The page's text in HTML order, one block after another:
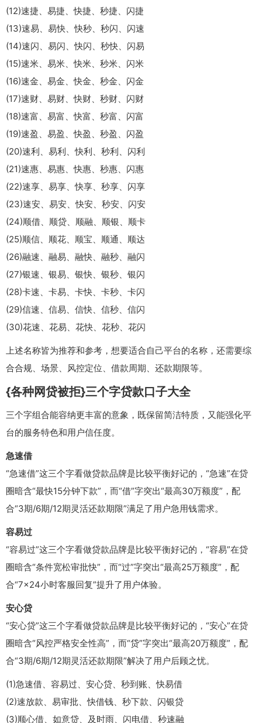
(12)速捷、易捷、快捷、秒捷、闪捷
(13)速易、易快、快秒、秒闪、闪速
(14)速闪、易闪、快闪、秒快、闪易
(15)速米、易米、快米、秒米、闪米
(16)速金、易金、快金、秒金、闪金
(17)速财、易财、快财、秒财、闪财
(18)速富、易富、快富、秒富、闪富
(19)速盈、易盈、快盈、秒盈、闪盈
(20)速利、易利、快利、秒利、闪利
(21)速惠、易惠、快惠、秒惠、闪惠
(22)速享、易享、快享、秒享、闪享
(23)速安、易安、快安、秒安、闪安
(24)顺借、顺贷、顺融、顺银、顺卡
(25)顺信、顺花、顺宝、顺通、顺达
(26)融速、融易、融快、融秒、融闪
(27)银速、银易、银快、银秒、银闪
(28)卡速、卡易、卡快、卡秒、卡闪
(29)信速、信易、信快、信秒、信闪
(30)花速、花易、花快、花秒、花闪
上述名称皆为推荐和参考，想要适合自己平台的名称，还需要综
合合规、场景、风控定位、借款周期、还款期限等。
{各种网贷被拒}三个字贷款口子大全
三个字组合能容纳更丰富的意象，既保留简洁特质，又能强化平
台的服务特色和用户信任度。
急速借
“急速借”这三个字看做贷款品牌是比较平衡好记的，“急速”在贷
圈暗含“最快15分钟下款”，而“借”字突出“最高30万额度”，配
合“3期/6期/12期灵活还款期限”满足了用户急用钱需求。
容易过
“容易过”这三个字看做贷款品牌是比较平衡好记的，“容易”在贷
圈暗含“条件宽松审批快”，而“过”字突出“最高25万额度”，配
合“7×24小时客服回复”提升了用户体验。
安心贷
“安心贷”这三个字看做贷款品牌是比较平衡好记的，“安心”在贷
圈暗含“风控严格安全性高”，而“贷”字突出“最高20万额度”，配
合“3期/6期/12期灵活还款期限”解决了用户后顾之忧。
(1)急速借、容易过、安心贷、秒到账、快易借
(2)速放款、易审批、快借钱、秒下款、闪银贷
(3)顺心借、如意贷、及时雨、闪电借、秒速融